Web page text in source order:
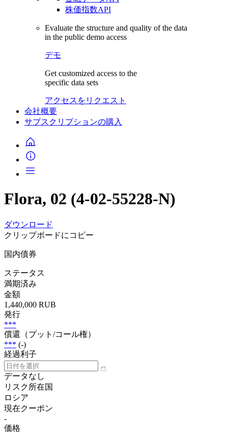
株価指数API
Evaluate the structure and quality of the data
in the public demo access
デモ
Get customized access to the
specific data sets
アクセスをリクエスト
会社概要
サブスクリプションの購入
Flora, 02 (4-02-55228-N)
ダウンロード
クリップボードにコピー
国内債券
ステータス
満期済み
金額
1,440,000 RUB
発行
***
償還（プット/コール権）
*** (-)
経過利子
データなし
リスク所在国
ロシア
現在クーポン
-
価格